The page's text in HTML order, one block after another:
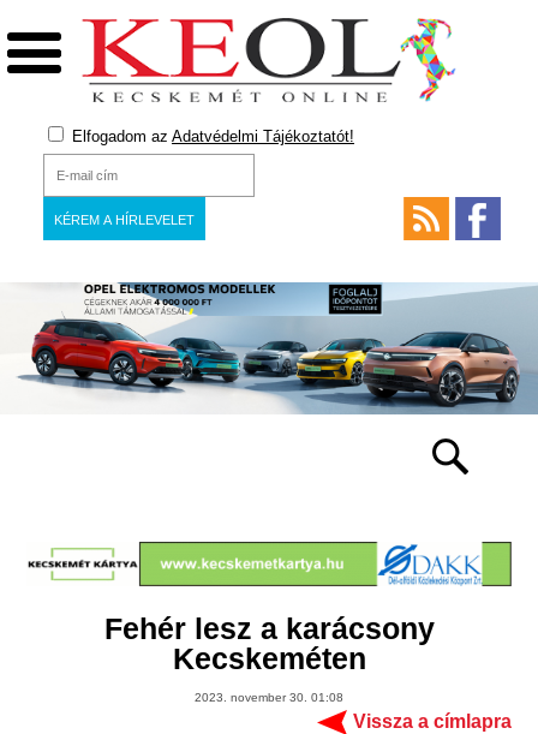
Elfogadom az Adatvédelmi Tájékoztatót!
Fehér lesz a karácsony
Kecskeméten
2023. november 30. 01:08
Vissza a címlapra